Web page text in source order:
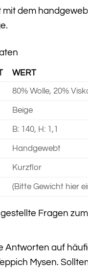
dem
WERT
80% Wolle, 20%
Beige
B: 140, H: 1,1
Handgewebt
Kurzflor
(Bitte Gewicht hier
Fragen
Antworten auf
Mysen.